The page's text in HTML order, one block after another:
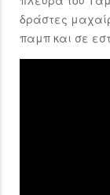
δράστες
παμπ και σε